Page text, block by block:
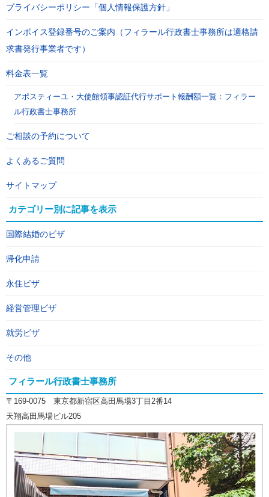
プライバシーポリシー「個人情報保護方針」
インボイス登録番号のご案内（フィラール行政書士事務所は適格請
求書発行事業者です）
料金表一覧
アポスティーユ・大使館領事認証代行サポート報酬額一覧：フィラー
ル行政書士事務所
ご相談の予約について
よくあるご質問
サイトマップ
カテゴリー別に記事を表示
国際結婚のビザ
帰化申請
永住ビザ
経営管理ビザ
就労ビザ
その他
フィラール行政書士事務所
〒169-0075 東京都新宿区高田馬場3丁目2番14
天翔高田馬場ビル205